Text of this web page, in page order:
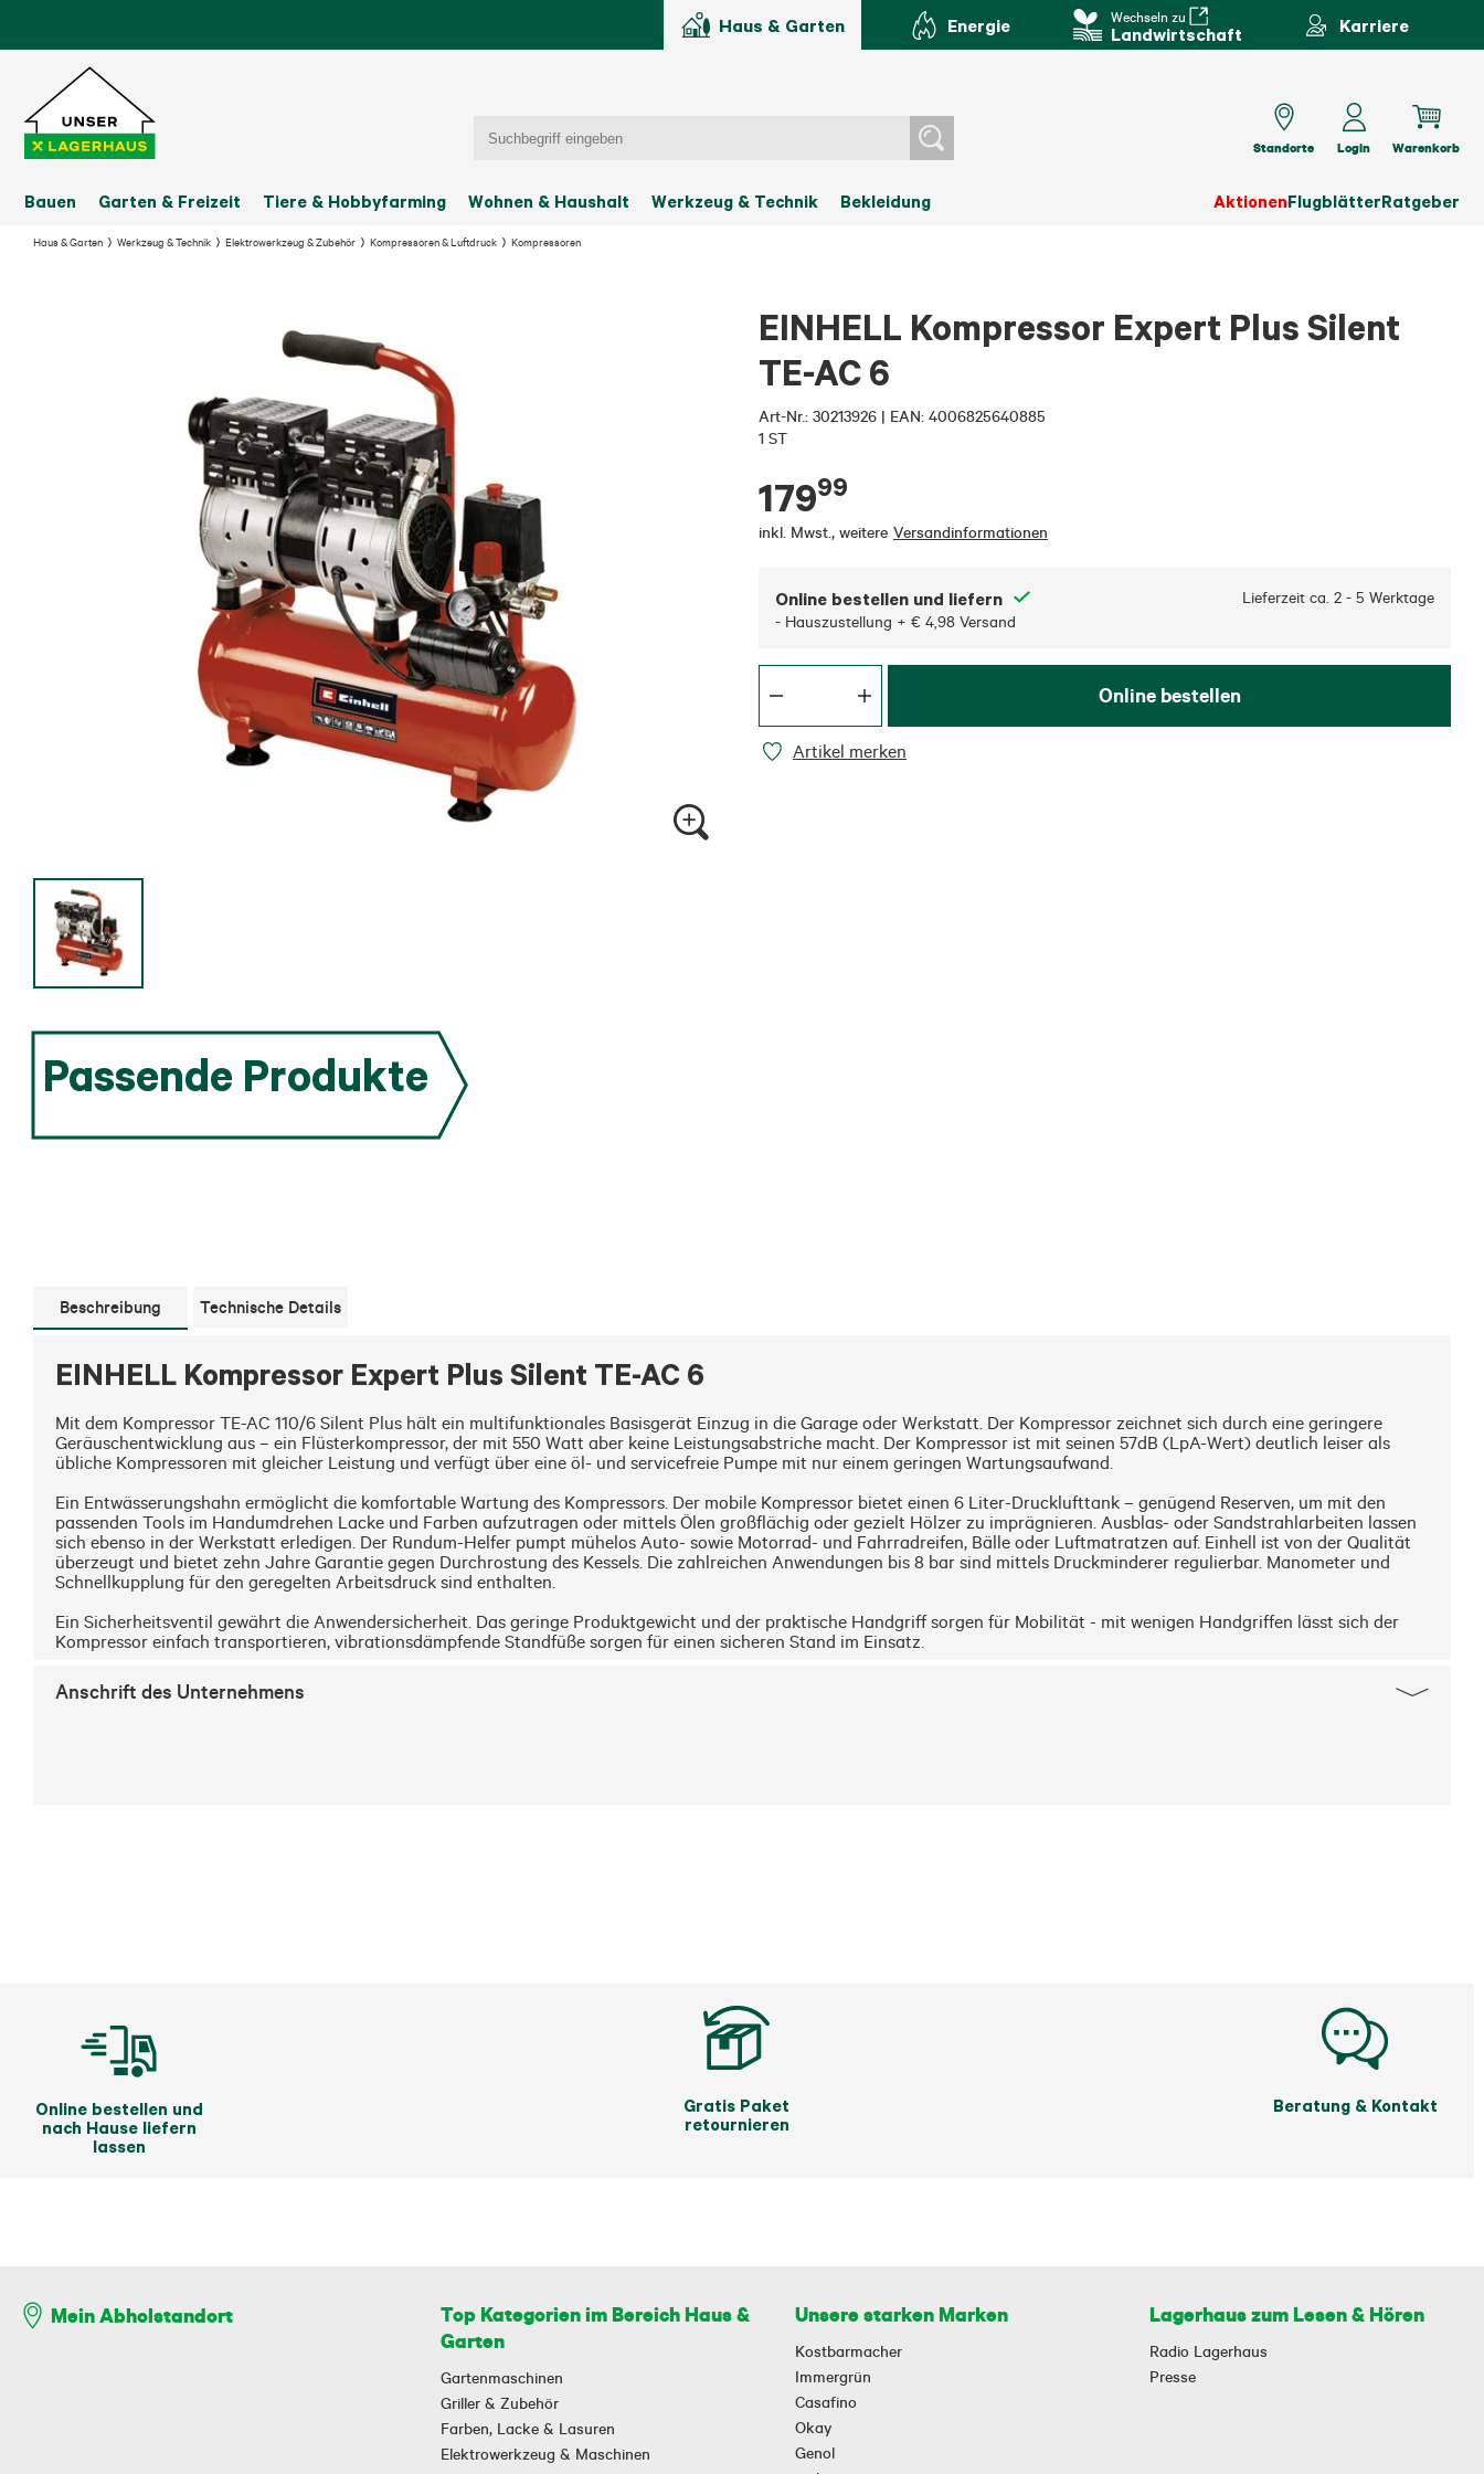
Haus & Garten Energie Wechseln zu
Landwirtschaft Karriere
Bauen Garten & Freizeit Tiere & Hobbyfarming Wohnen & Haushalt Werkzeug & Technik Bekleidung AktionenFlugblätterRatgeber
Standorte Login Warenkorb
Haus & Garten Werkzeug & Technik Elektrowerkzeug & Zubehör Kompressoren & Luftdruck Kompressoren
EINHELL Kompressor Expert Plus Silent
TE-AC 6
Art-Nr.: 30213926 | EAN: 4006825640885
1 ST
17999
inkl. Mwst., weitere Versandinformationen
Online bestellen und liefern Lieferzeit ca. 2 - 5 Werktage
- Hauszustellung + € 4,98 Versand
Online bestellen
Artikel merken
Passende Produkte
Beschreibung Technische Details
EINHELL Kompressor Expert Plus Silent TE-AC 6
Mit dem Kompressor TE-AC 110/6 Silent Plus hält ein multifunktionales Basisgerät Einzug in die Garage oder Werkstatt. Der Kompressor zeichnet sich durch eine geringere
Geräuschentwicklung aus – ein Flüsterkompressor, der mit 550 Watt aber keine Leistungsabstriche macht. Der Kompressor ist mit seinen 57dB (LpA-Wert) deutlich leiser als
übliche Kompressoren mit gleicher Leistung und verfügt über eine öl- und servicefreie Pumpe mit nur einem geringen Wartungsaufwand.
Ein Entwässerungshahn ermöglicht die komfortable Wartung des Kompressors. Der mobile Kompressor bietet einen 6 Liter-Drucklufttank – genügend Reserven, um mit den
passenden Tools im Handumdrehen Lacke und Farben aufzutragen oder mittels Ölen großflächig oder gezielt Hölzer zu imprägnieren. Ausblas- oder Sandstrahlarbeiten lassen
sich ebenso in der Werkstatt erledigen. Der Rundum-Helfer pumpt mühelos Auto- sowie Motorrad- und Fahrradreifen, Bälle oder Luftmatratzen auf. Einhell ist von der Qualität
überzeugt und bietet zehn Jahre Garantie gegen Durchrostung des Kessels. Die zahlreichen Anwendungen bis 8 bar sind mittels Druckminderer regulierbar. Manometer und
Schnellkupplung für den geregelten Arbeitsdruck sind enthalten.
Ein Sicherheitsventil gewährt die Anwendersicherheit. Das geringe Produktgewicht und der praktische Handgriff sorgen für Mobilität - mit wenigen Handgriffen lässt sich der
Kompressor einfach transportieren, vibrationsdämpfende Standfüße sorgen für einen sicheren Stand im Einsatz.
Anschrift des Unternehmens
Online bestellen und
nach Hause liefern
lassen
Gratis Paket
retournieren
Beratung & Kontakt
Mein Abholstandort
Top Kategorien im Bereich Haus &
Garten
Gartenmaschinen
Griller & Zubehör
Farben, Lacke & Lasuren
Elektrowerkzeug & Maschinen
Unsere starken Marken
Kostbarmacher
Immergrün
Casafino
Okay
Genol
Lagerhaus zum Lesen & Hören
Radio Lagerhaus
Presse